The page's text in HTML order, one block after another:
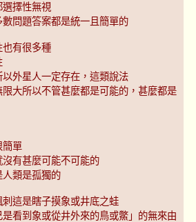
擇性無視
問題答案都是統一且簡單的
也有很多種
外星人一定存在，這類說法
大所以不管甚麼都是可能的，甚麼都是
簡單
有甚麼可能不可能的
人類是孤獨的
這是瞎子摸象或井底之蛙
看到象或從井外來的鳥或鱉」的無來由